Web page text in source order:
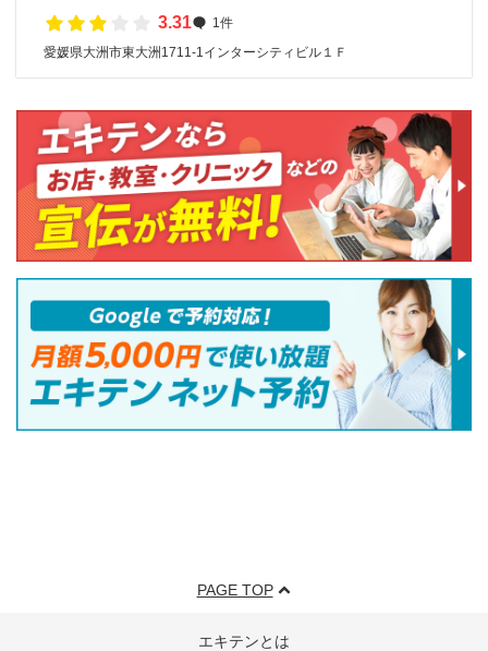
3.31
1件
愛媛県大洲市東大洲1711-1インターシティビル１Ｆ
PAGE TOP
エキテンとは